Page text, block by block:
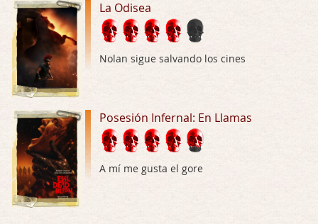
Hungry
Por: Croc
Para entretenerte un domingo por la tarde …
Las 10 películas gore de Almas Oscuras
Por: JORDI CRUYFF
Buenas tardes, Hay muchas y algunas muy …
Possession
Por: Chupasangre
Mi opinión en su día. Su duracion me ha …
La Odisea
Nolan sigue salvando los cines
Posesión Infernal: En Llamas
A mí me gusta el gore